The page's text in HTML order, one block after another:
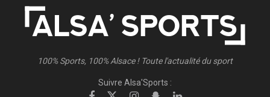
100% Sports, 100% Alsace ! Toute l'actualité du sport
Suivre Alsa'Sports :